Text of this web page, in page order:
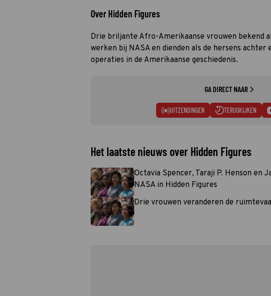
Over Hidden Figures
Drie briljante Afro-Amerikaanse vrouwen bekend
werken bij NASA en dienden als de hersens achter
operaties in de Amerikaanse geschiedenis.
GA DIRECT NAAR
UITZENDINGEN TERUGKIJKEN
Het laatste nieuws over Hidden Figures
Octavia Spencer, Taraji P. Henson en
NASA in Hidden Figures
Drie vrouwen veranderen de